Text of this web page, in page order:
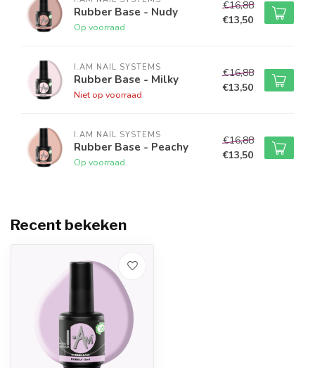
laag I.Am Rubber Base aan te brengen.
Rubber Base - Nudy
Op voorraad
€16,88
€13,50
I.AM NAIL SYSTEMS
Rubber Base - Milky
Niet op voorraad
€16,88
€13,50
I.AM NAIL SYSTEMS
Rubber Base - Peachy
Op voorraad
€16,88
€13,50
Recent bekeken